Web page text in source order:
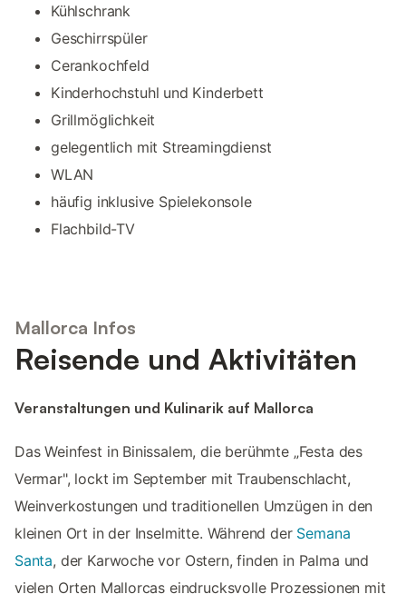
Kühlschrank
Geschirrspüler
Cerankochfeld
Kinderhochstuhl und Kinderbett
Grillmöglichkeit
gelegentlich mit Streamingdienst
WLAN
häufig inklusive Spielekonsole
Flachbild-TV
Mallorca Infos
Reisende und Aktivitäten
Veranstaltungen und Kulinarik auf Mallorca
Das Weinfest in Binissalem, die berühmte „Festa des
Vermar", lockt im September mit Traubenschlacht,
Weinverkostungen und traditionellen Umzügen in den
kleinen Ort in der Inselmitte. Während der Semana
Santa, der Karwoche vor Ostern, finden in Palma und
vielen Orten Mallorcas eindrucksvolle Prozessionen mit